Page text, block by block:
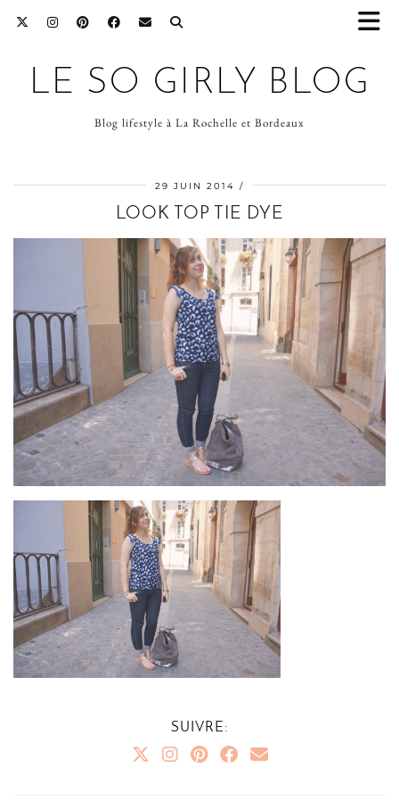
LE SO GIRLY BLOG
Blog lifestyle à La Rochelle et Bordeaux
29 JUIN 2014
LOOK TOP TIE DYE
SUIVRE: